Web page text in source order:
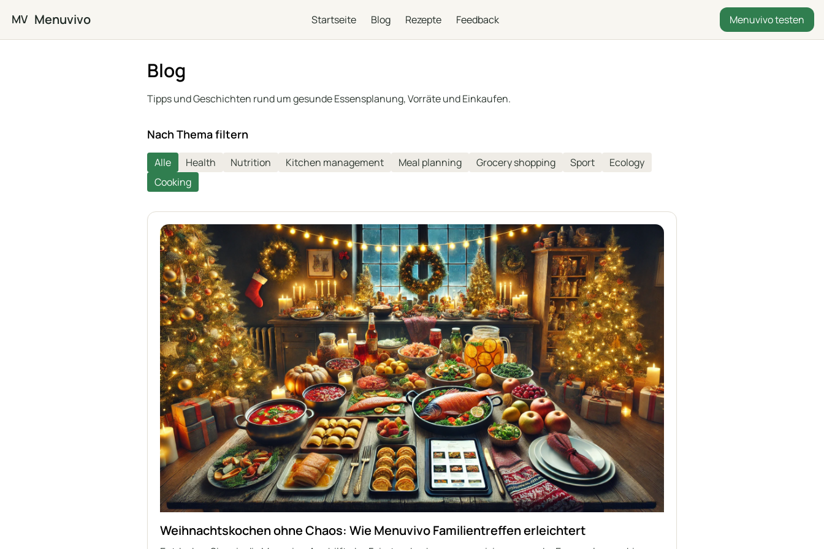
Zum Hauptinhalt springen
MV Menuvivo Startseite Blog Rezepte Feedback Menuvivo testen
Blog
Tipps und Geschichten rund um gesunde Essensplanung, Vorräte und Einkaufen.
Nach Thema filtern
Alle Health Nutrition Kitchen management Meal planning Grocery shopping Sport
Ecology
Cooking
Weihnachtskochen ohne Chaos: Wie Menuvivo Familientreffen erleichtert